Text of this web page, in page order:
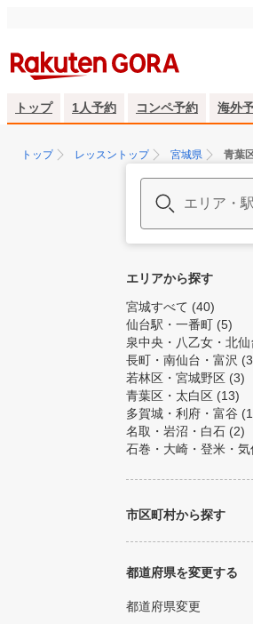
トップ 1人予約 コンペ予約 海外
トップ レッスントップ 宮城県 青葉
エリアから探す
宮城すべて (40)
仙台駅・一番町 (5)
泉中央・八乙女・北仙
長町・南仙台・富沢
若林区・宮城野区 (3)
青葉区・太白区 (13)
多賀城・利府・富谷
名取・岩沼・白石 (2)
石巻・大崎・登米・気
市区町村から探す
都道府県を変更する
都道府県変更